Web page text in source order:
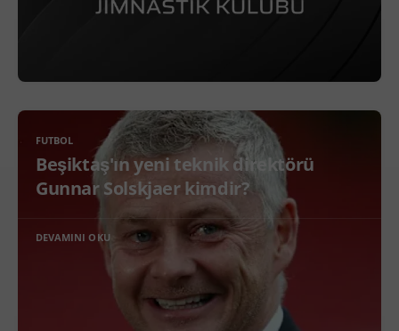
FUTBOL
Beşiktaş'ın yeni teknik direktörü
Gunnar Solskjaer kimdir?
DEVAMINI OKU